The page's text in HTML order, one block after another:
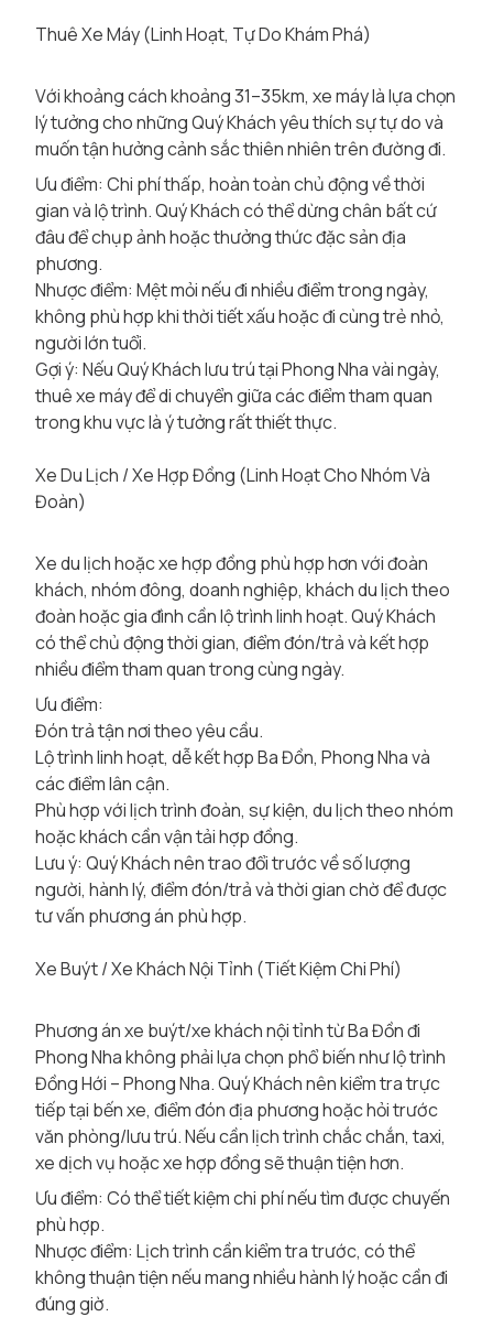
Thuê Xe Máy (Linh Hoạt, Tự Do Khám Phá)
Với khoảng cách khoảng 31–35km, xe máy là lựa chọn
lý tưởng cho những Quý Khách yêu thích sự tự do và
muốn tận hưởng cảnh sắc thiên nhiên trên đường đi.
Ưu điểm: Chi phí thấp, hoàn toàn chủ động về thời
gian và lộ trình. Quý Khách có thể dừng chân bất cứ
đâu để chụp ảnh hoặc thưởng thức đặc sản địa
phương.
Nhược điểm: Mệt mỏi nếu đi nhiều điểm trong ngày,
không phù hợp khi thời tiết xấu hoặc đi cùng trẻ nhỏ,
người lớn tuổi.
Gợi ý: Nếu Quý Khách lưu trú tại Phong Nha vài ngày,
thuê xe máy để di chuyển giữa các điểm tham quan
trong khu vực là ý tưởng rất thiết thực.
Xe Du Lịch / Xe Hợp Đồng (Linh Hoạt Cho Nhóm Và
Đoàn)
Xe du lịch hoặc xe hợp đồng phù hợp hơn với đoàn
khách, nhóm đông, doanh nghiệp, khách du lịch theo
đoàn hoặc gia đình cần lộ trình linh hoạt. Quý Khách
có thể chủ động thời gian, điểm đón/trả và kết hợp
nhiều điểm tham quan trong cùng ngày.
Ưu điểm:
Đón trả tận nơi theo yêu cầu.
Lộ trình linh hoạt, dễ kết hợp Ba Đồn, Phong Nha và
các điểm lân cận.
Phù hợp với lịch trình đoàn, sự kiện, du lịch theo nhóm
hoặc khách cần vận tải hợp đồng.
Lưu ý: Quý Khách nên trao đổi trước về số lượng
người, hành lý, điểm đón/trả và thời gian chờ để được
tư vấn phương án phù hợp.
Xe Buýt / Xe Khách Nội Tỉnh (Tiết Kiệm Chi Phí)
Phương án xe buýt/xe khách nội tỉnh từ Ba Đồn đi
Phong Nha không phải lựa chọn phổ biến như lộ trình
Đồng Hới – Phong Nha. Quý Khách nên kiểm tra trực
tiếp tại bến xe, điểm đón địa phương hoặc hỏi trước
văn phòng/lưu trú. Nếu cần lịch trình chắc chắn, taxi,
xe dịch vụ hoặc xe hợp đồng sẽ thuận tiện hơn.
Ưu điểm: Có thể tiết kiệm chi phí nếu tìm được chuyến
phù hợp.
Nhược điểm: Lịch trình cần kiểm tra trước, có thể
không thuận tiện nếu mang nhiều hành lý hoặc cần đi
đúng giờ.